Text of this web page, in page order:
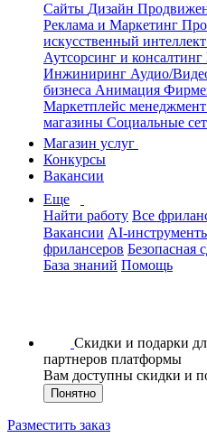
Сайты Дизайн
Реклама и Маркетинг
искусственный интеллект
Аутсорсинг и консалтинг
Инжиниринг Аудио/
бизнеса Анимация
Маркетплейс менеджмент
магазины Социальные
Магазин услуг
Конкурсы
Вакансии
Еще
Найти работу Все
Вакансии AI-
фрилансеров Безопасная
База знаний Помощь
Скидки и подарки
партнеров платформы
Вам доступны скидки и
Понятно
Разместить заказ